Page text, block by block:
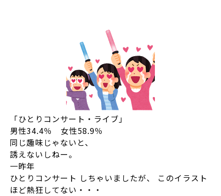
「ひとりコンサート・ライブ」
男性34.4％ 女性58.9％
同じ趣味じゃないと、
誘えないしねー。
一昨年
ひとりコンサート しちゃいましたが、 このイラスト
ほど熱狂してない・・・